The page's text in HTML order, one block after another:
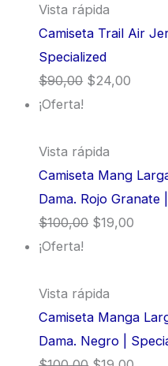
Vista rápida
Camiseta Trail Air
Specialized
$90,00 $24,00
¡Oferta!
Vista rápida
Camiseta Mang
Dama. Rojo Granate
$100,00 $19,00
¡Oferta!
Vista rápida
Camiseta Manga
Dama. Negro |